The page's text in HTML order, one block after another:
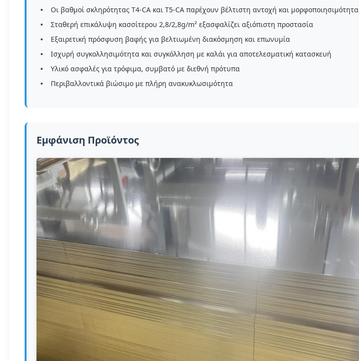
Οι βαθμοί σκληρότητας T4-CA και T5-CA παρέχουν βέλτιστη αντοχή και μορφοποιησιμότητα
Σταθερή επικάλυψη κασσίτερου 2,8/2,8g/m² εξασφαλίζει αξιόπιστη προστασία
Εξαιρετική πρόσφυση βαφής για βελτιωμένη διακόσμηση και επωνυμία
Ισχυρή συγκολλησιμότητα και συγκόλληση με καλάι για αποτελεσματική κατασκευή
Υλικό ασφαλές για τρόφιμα, συμβατό με διεθνή πρότυπα
Περιβαλλοντικά βιώσιμο με πλήρη ανακυκλωσιμότητα
Εμφάνιση Προϊόντος